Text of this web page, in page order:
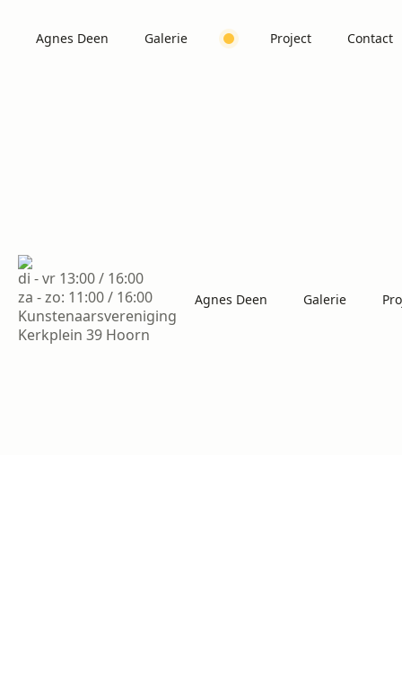
Agnes Deen Galerie Project Contact
di - vr 13:00 / 16:00
za - zo: 11:00 / 16:00
Kunstenaarsvereniging
Kerkplein 39 Hoorn
Agnes Deen Galerie